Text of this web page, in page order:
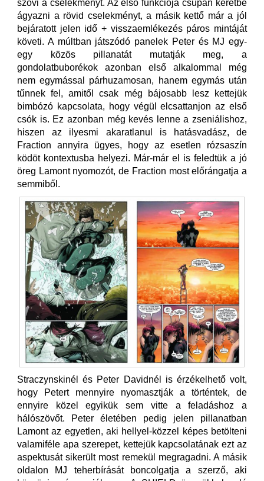
szövi a cselekményt. Az első funkciója csupán keretbe
ágyazni a rövid cselekményt, a másik kettő már a jól
bejáratott jelen idő + visszaemlékezés páros mintáját
követi. A múltban játszódó panelek Peter és MJ egy-
egy közös pillanatát mutatják meg, a
gondolatbuborékok azonban első alkalommal még
nem egymással párhuzamosan, hanem egymás után
tűnnek fel, amitől csak még bájosabb lesz kettejük
bimbózó kapcsolata, hogy végül elcsattanjon az első
csók is. Ez azonban még kevés lenne a zseniálishoz,
hiszen az ilyesmi akaratlanul is hatásvadász, de
Fraction annyira ügyes, hogy az esetlen rózsaszín
ködöt kontextusba helyezi. Már-már el is feledtük a jó
öreg Lamont nyomozót, de Fraction most előrángatja a
semmiből.
Straczynskinél és Peter Davidnél is érzékelhető volt,
hogy Petert mennyire nyomasztják a történtek, de
ennyire közel egyikük sem vitte a feladáshoz a
hálószövőt. Peter életében pedig jelen pillanatban
Lamont az egyetlen, aki hellyel-közzel képes betölteni
valamiféle apa szerepet, kettejük kapcsolatának ezt az
aspektusát sikerült most remekül megragadni. A másik
oldalon MJ teherbírását boncolgatja a szerző, aki